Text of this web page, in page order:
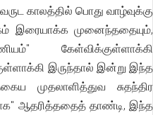
காலத்தில் பொது வாழ்வுக்கு
முனைந்ததையும்,
கேள்விக்குள்ளாக்கி
இருந்தால் இன்று இந்த
முதலாளித்துவ சுதந்திர
ஆதரித்ததைத் தாண்டி, இந்த